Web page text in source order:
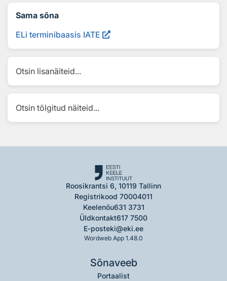
Sama sõna
ELi terminibaasis IATE
Otsin lisanäiteid...
Otsin tõlgitud näiteid...
Roosikrantsi 6, 10119 Tallinn
Registrikood 70004011
Keelenõu631 3731
Üldkontakt617 7500
E-posteki@eki.ee
Wordweb App 1.48.0
Sõnaveeb
Portaalist